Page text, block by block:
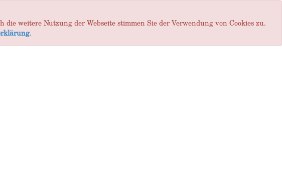
weitere Nutzung der Webseite stimmen Sie der Verwendung von Cookies zu.
.